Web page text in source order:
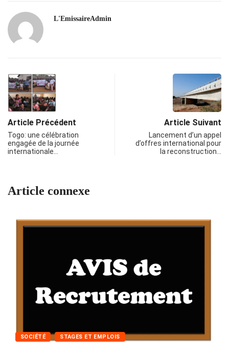
L'EmissaireAdmin
Article Précédent
Togo: une célébration
engagée de la journée
internationale…
Article Suivant
Lancement d’un appel
d’offres international pour
la reconstruction…
Article connexe
SOCIÉTÉ STAGES ET EMPLOIS